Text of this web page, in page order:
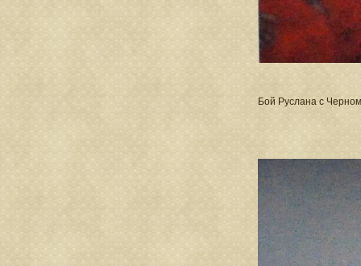
Бой Руслана с